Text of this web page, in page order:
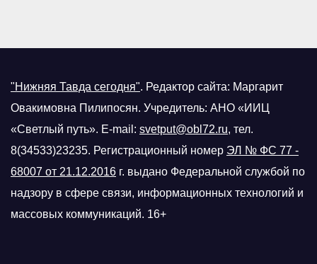
"Нижняя Тавда сегодня". Редактор сайта: Маргарит
Овакимовна Пилипосян. Учредитель: АНО «ИИЦ
«Светлый путь». E-mail: svetput@obl72.ru, тел.
8(34533)23235. Регистрационный номер ЭЛ № ФС 77 -
68007 от 21.12.2016 г. выдано Федеральной службой по
надзору в сфере связи, информационных технологий и
массовых коммуникаций. 16+